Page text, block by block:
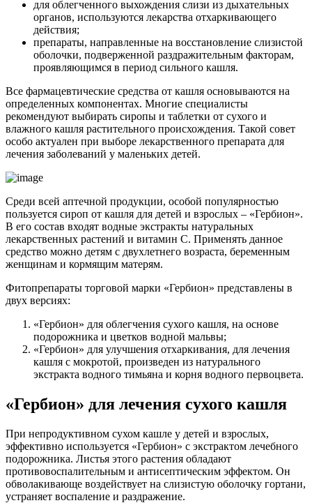
для облегченного выхождения слизи из дыхательных
органов, используются лекарства отхаркивающего
действия;
препараты, направленные на восстановление слизистой
оболочки, подверженной раздражительным факторам,
проявляющимся в период сильного кашля.
Все фармацевтические средства от кашля основываются на
определенных компонентах. Многие специалисты
рекомендуют выбирать сиропы и таблетки от сухого и
влажного кашля растительного происхождения. Такой совет
особо актуален при выборе лекарственного препарата для
лечения заболеваний у маленьких детей.
Среди всей аптечной продукции, особой популярностью
пользуется сироп от кашля для детей и взрослых – «Гербион».
В его состав входят водные экстракты натуральных
лекарственных растений и витамин С. Применять данное
средство можно детям с двухлетнего возраста, беременным
женщинам и кормящим матерям.
Фитопрепараты торговой марки «Гербион» представлены в
двух версиях:
«Гербион» для облегчения сухого кашля, на основе
подорожника и цветков водной мальвы;
«Гербион» для улучшения отхаркивания, для лечения
кашля с мокротой, произведен из натурального
экстракта водного тимьяна и корня водного первоцвета.
«Гербион» для лечения сухого кашля
При непродуктивном сухом кашле у детей и взрослых,
эффективно используется «Гербион» с экстрактом лечебного
подорожника. Листья этого растения обладают
противовоспалительным и антисептическим эффектом. Он
обволакивающе воздействует на слизистую оболочку гортани,
устраняет воспаление и раздражение.